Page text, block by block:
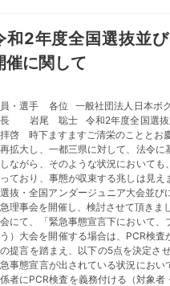
和2年度全国選抜並
催に関して
・選手 各位 一般社団法人日
岩尾 聡士 令和2年度全国選抜
時下ますますご清栄のこととお
拡大し、一都三県に対して、法令
ながら、そのような状況において
ており、事態が収束する兆しは見
抜・全国アンダージュニア大会並
理事会を開催し、検討させて頂き
にて、「緊急事態宣言下において
）大会を開催する場合は、PCR検
提言を踏まえ、以下の5点を決定さ
事態宣言が出されている状況にお
者にPCR検査を義務付ける（対象